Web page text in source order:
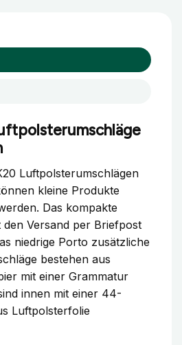
Luftpolsterumschlägen
kleine Produkte
Das kompakte
Versand per Briefpost
niedrige Porto zusätzliche
bestehen aus
mit einer Grammatur
innen mit einer 44-
Luftpolsterfolie